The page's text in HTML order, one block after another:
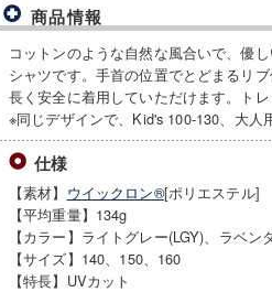
商品情報
コットンのような自然な風合いで、優
シャツです。手首の位置でとどまるリ
長く安全に着用していただけます。ト
※同じデザインで、Kid's 100-130、大人
仕様
【素材】 ウイックロン®[ポリエステル]
【平均重量】134g
【カラー】ライトグレー(LGY)、ラベ
【サイズ】140、150、160
【特長】UVカット